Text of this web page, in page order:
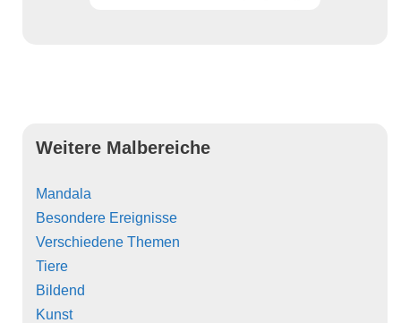
Weitere Malbereiche
Mandala
Besondere Ereignisse
Verschiedene Themen
Tiere
Bildend
Kunst